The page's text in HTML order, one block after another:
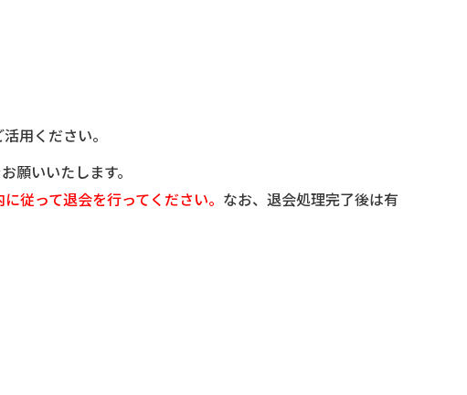
活用ください。
願いいたします。
従って退会を行ってください。 なお、退会処理完了後は有